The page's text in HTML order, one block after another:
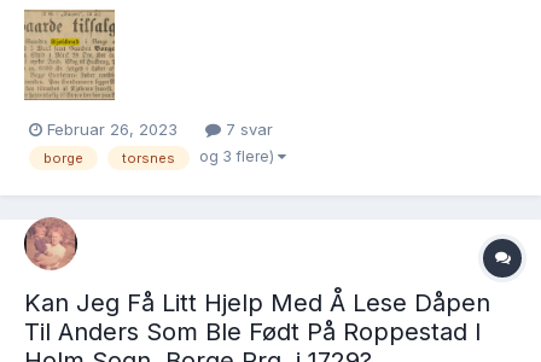
gården Kjølsrud/Kjølsrød? Hvis noen har boka for hånden,
hadde jeg vært veldig glad for et oppslag om de...
Februar 26, 2023 7 svar
borge torsnes og 3 flere)
Kan Jeg Få Litt Hjelp Med Å Lese Dåpen
Til Anders Som Ble Født På Roppestad I